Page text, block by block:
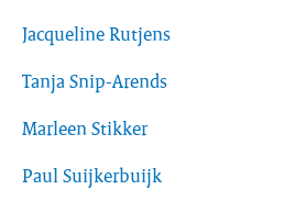
Jacqueline Rutjens
Tanja Snip-Arends
Marleen Stikker
Paul Suijkerbuijk